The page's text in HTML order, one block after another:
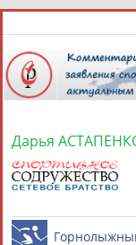
СПОРТСМЕНЫ,
Дарья